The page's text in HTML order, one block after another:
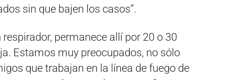
sin que bajen los casos”.
permanece allí por 20 o 30
Estamos muy preocupados, no sólo
que trabajan en la línea de fuego de